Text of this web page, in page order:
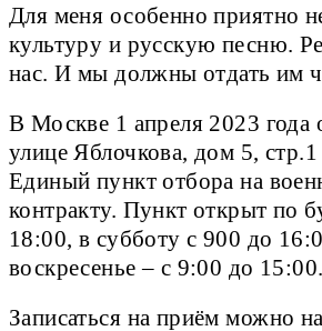
Для меня особенно приятно
культуру и русскую песню.
нас. И мы должны отдать им
В Москве 1 апреля 2023 года
улице Яблочкова, дом 5,
Единый пункт отбора на
контракту. Пункт открыт по
18:00, в субботу с 900 до
воскресенье – с 9:00 до 15:00.
Записаться на приём можно